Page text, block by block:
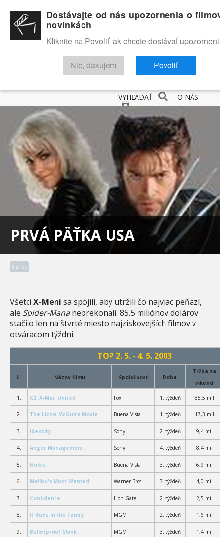
RECENZIE TRAILERY FILMOVÁ DATABÁZA
VYHĽADAŤ O NÁS
PRVÁ PÄŤKA USA
článok
Všetci X-Meni sa spojili, aby utržili čo najviac peňazí,
ale Spider-Mananeprekonali. 85,5 miliónov dolárov
stačilo len na štvrté miesto najziskovejších filmov v
otváracom týždni.
TOP 2. 5. - 4. 5. 2003
č. Názov filmu Spoločnosť Doba
Tržba za
víkend
1. X2: X-Men United Fox 1. týždeň 85,5 mil
2. The Lizzie McGuire Movie Buena Vista 1. týždeň 17,3 mil
3. Identity Sony 2. týždeň 9,4 mil
4. Anger Management Sony 4. týždeň 8,4 mil
5. Holes Buena Vista 3. týždeň 6,9 mil
6. Malibu's Most Wanted Warner Bros. 3. týždeň 4,0 mil
7. Confidence Lion Gate 2. týždeň 2,5 mil
8. It Runs in the Family MGM 2. týždeň 1,6 mil
9. Bulletproof Monk MGM 3. týždeň 1,4 mil
Dostávajte od nás upozornenia o
novinkách
Kliknite na Povoliť, ak chcete dostávať
Nie, ďakujem Povoliť